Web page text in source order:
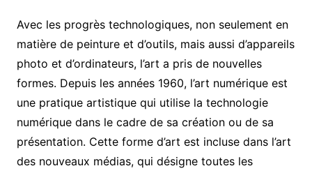
Avec les progrès technologiques, non seulement en
matière de peinture et d’outils, mais aussi d’appareils
photo et d’ordinateurs, l’art a pris de nouvelles
formes. Depuis les années 1960, l’art numérique est
une pratique artistique qui utilise la technologie
numérique dans le cadre de sa création ou de sa
présentation. Cette forme d’art est incluse dans l’art
des nouveaux médias, qui désigne toutes les